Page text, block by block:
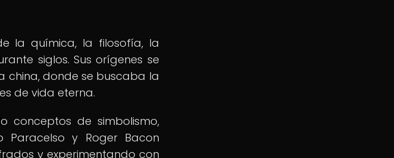
la química, la filosofía, la
siglos. Sus orígenes se
china, donde se buscaba la
de vida eterna.
conceptos de simbolismo,
Paracelso y Roger Bacon
y experimentando con